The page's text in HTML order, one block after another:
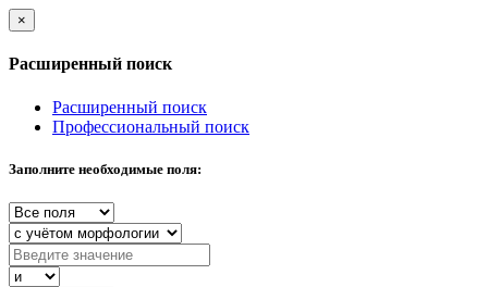
×
Расширенный поиск
Расширенный поиск
Профессиональный поиск
Заполните необходимые поля: